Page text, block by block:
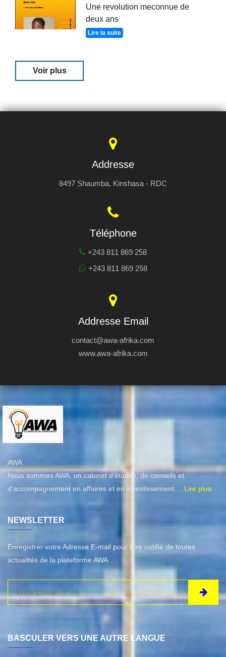
Une revolution meconnue de
deux ans
Lire la suite
Voir plus
Addresse
8497 Shaumba, Kinshasa - RDC
Téléphone
+243 811 869 258
+243 811 869 258
Addresse Email
contact@awa-afrika.com
www.awa-afrika.com
AWA
Nous sommes AWA, un cabinet d’études, de conseils et
d'accompagnement en affaires et en investissement. ...Lire plus
NEWSLETTER
Enregistrer votre Adresse E-mail pour être notifié de toutes
actualités de la plateforme AWA
BASCULER VERS UNE AUTRE LANGUE